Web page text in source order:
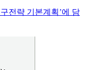
전략 기본계획’에 담